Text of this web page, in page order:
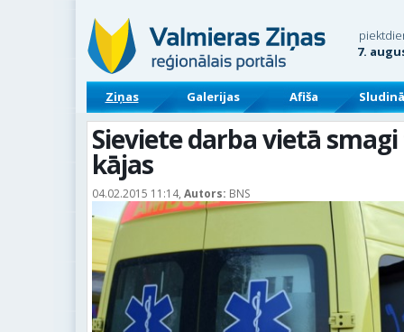
7.
Ziņas Galerijas Afiša
Sieviete darba vietā
kājas
04.02.2015 11:14, Autors: BNS